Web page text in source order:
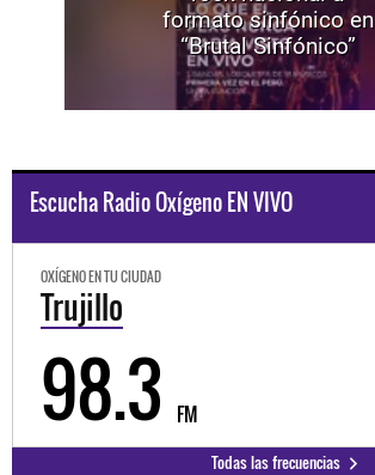
formato sinfónico en
“Brutal Sinfónico”
Escucha Radio Oxígeno EN VIVO
OXÍGENO EN TU CIUDAD
Trujillo
98.3 FM
Todas las frecuencias